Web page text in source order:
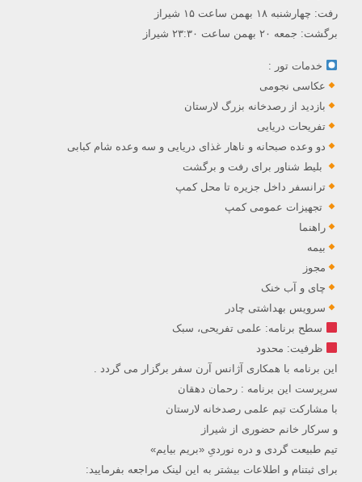
رفت: چهارشنبه ۱۸ بهمن ساعت ۱۵ شیراز
برگشت: جمعه ۲۰ بهمن ساعت ۲۳:۳۰ شیراز
خدمات تور :
عکاسی نجومی
بازدید از رصدخانه بزرگ لارستان
تفریحات دریایی
دو وعده صبحانه و ناهار غذای دریایی و سه وعده شام کبابی
بلیط شناور برای رفت و برگشت
ترانسفر داخل جزیره تا محل کمپ
تجهیزات عمومی کمپ
راهنما
بیمه
مجوز
چای و آب خنک
سرویس بهداشتی چادر
سطح برنامه: علمی تفریحی، سبک
ظرفیت: محدود
این برنامه با همکاری آژانس آرن سفر برگزار می گردد .
سرپرست این برنامه : رحمان دهقان
با مشارکت تیم علمی رصدخانه لارستان
و سرکار خانم حضوری از شیراز
تیم طبیعت گردی و دره نوردیِ «بریم بیایم»
برای ثبتنام و اطلاعات بیشتر به این لینک مراجعه بفرمایید: